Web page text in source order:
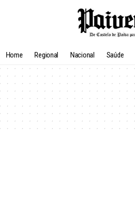
Home Regional Nacional Saúde